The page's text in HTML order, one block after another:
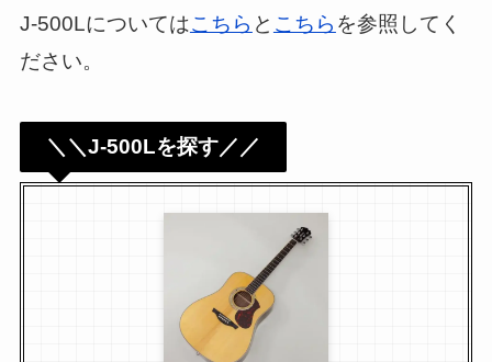
J-500Lについてはこちら と こちら を参照してく
ださい。
＼＼J-500Lを探す／／